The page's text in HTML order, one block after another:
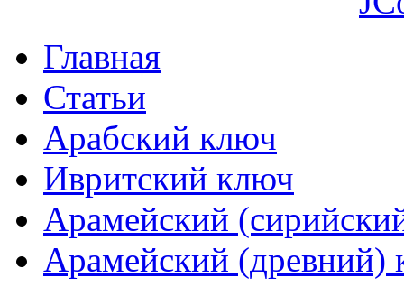
Главная
Статьи
Арабский ключ
Ивритский ключ
Арамейский
Арамейский (древний)